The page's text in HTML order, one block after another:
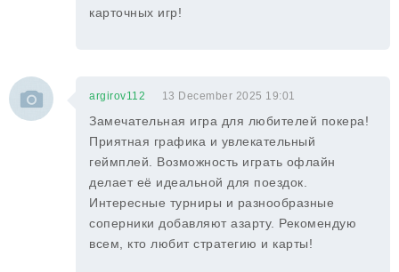
карточных игр!
argirov112 13 December 2025 19:01
Замечательная игра для любителей покера!
Приятная графика и увлекательный
геймплей. Возможность играть офлайн
делает её идеальной для поездок.
Интересные турниры и разнообразные
соперники добавляют азарту. Рекомендую
всем, кто любит стратегию и карты!